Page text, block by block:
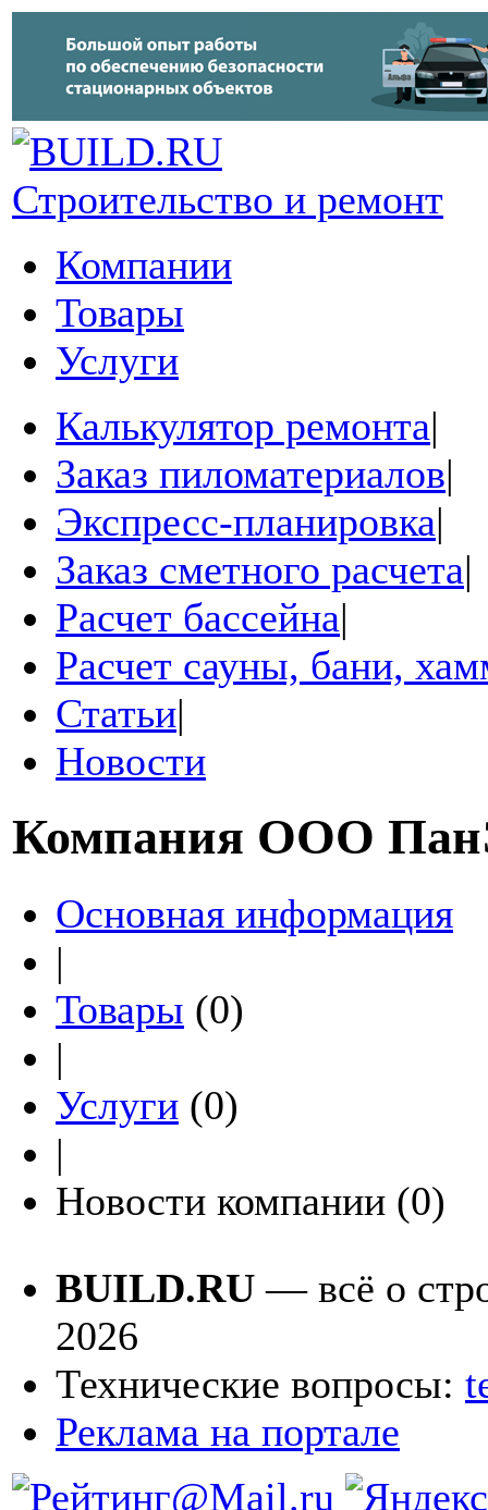
Строительство и ремонт
Компании
Товары
Услуги
Калькулятор ремонта|
Заказ пиломатериалов|
Экспресс-планировка|
Заказ сметного расчета|
Расчет бассейна|
Расчет сауны, бани,
Статьи|
Новости
Компания ООО
Основная информация
|
Товары (0)
|
Услуги (0)
|
Новости компании (0)
BUILD.RU — всё о
2026
Технические вопросы:
Реклама на портале